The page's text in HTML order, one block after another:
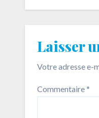
Laisser
Votre adresse e-
Commentaire*